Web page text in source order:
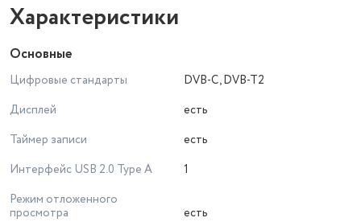
Характеристики
Основные
Цифровые стандарты
DVB-C, DVB-T2
Дисплей
есть
Таймер записи
есть
Интерфейс USB 2.0 Type A
1
Режим отложенного
просмотра
есть